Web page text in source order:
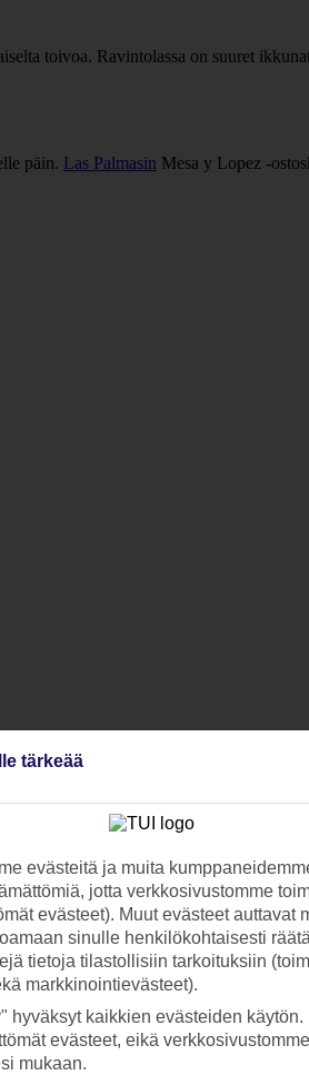
toivoa. Ravintolassa on suuret
päin. Las Palmasin Mesa y Lopez -
tärkeää
evästeitä ja muita
jotta verkkosivustomme
evästeet). Muut evästeet auttavat
sinulle henkilökohtaisesti
tietoja tilastollisiin tarkoituksiin
markkinointievästeet).
hyväksyt kaikkien evästeiden
evästeet, eikä
mukaan.